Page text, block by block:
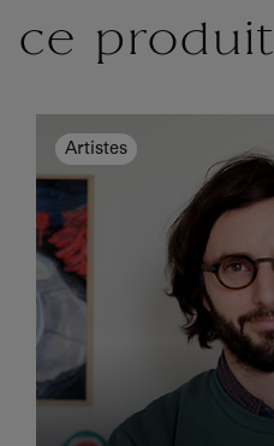
ce produit
Artistes